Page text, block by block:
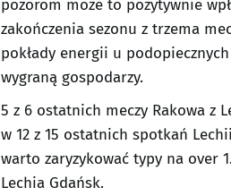
pozorom może to pozytywnie
zakończenia sezonu z trzema
pokłady energii u
wygraną gospodarzy.
5 z 6 ostatnich meczy Rakowa z
w 12 z 15 ostatnich spotkań
warto zaryzykować typy na over
Lechia Gdańsk.